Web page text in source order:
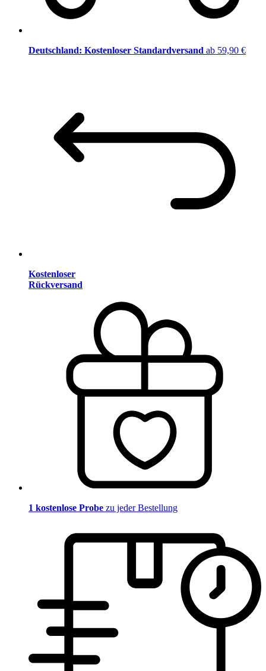
Deutschland: Kostenloser Standardversand ab 59,90 €
Kostenloser
Rückversand
1 kostenlose Probe zu jeder Bestellung